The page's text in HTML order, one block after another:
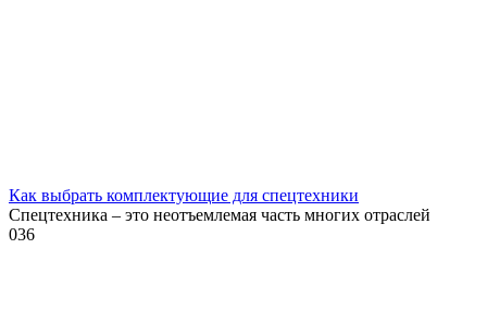
Как выбрать комплектующие для спецтехники
Спецтехника – это неотъемлемая часть многих отраслей
036